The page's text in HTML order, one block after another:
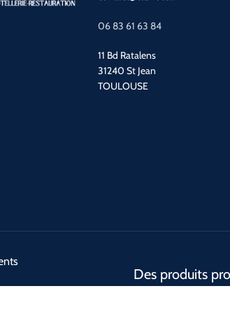
06 83 61 63 84
11 Bd Ratalens
31240 St Jean
TOULOUSE
Des produits